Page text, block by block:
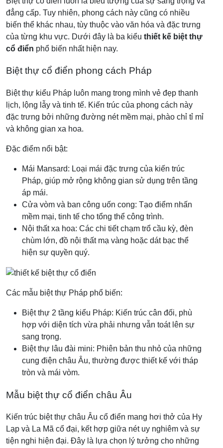
đẳng cấp. Tuy nhiên, phong cách này cũng có nhiều
biến thể khác nhau, tùy thuộc vào văn hóa và đặc trưng
của từng khu vực. Dưới đây là ba kiểu thiết kế biệt thự
cổ điển phổ biến nhất hiện nay.
Biệt thự cổ điển phong cách Pháp
Biệt thự kiểu Pháp luôn mang trong mình vẻ đẹp thanh
lịch, lộng lẫy và tinh tế. Kiến trúc của phong cách này
đặc trưng bởi những đường nét mềm mại, phào chỉ tỉ mỉ
và không gian xa hoa.
Đặc điểm nổi bật:
Mái Mansard: Loại mái đặc trưng của kiến trúc
Pháp, giúp mở rộng không gian sử dụng trên tầng
áp mái.
Cửa vòm và ban công uốn cong: Tạo điểm nhấn
mềm mại, tinh tế cho tổng thể công trình.
Nội thất xa hoa: Các chi tiết chạm trổ cầu kỳ, đèn
chùm lớn, đồ nội thất mạ vàng hoặc dát bạc thể
hiện sự quyền quý.
Các mẫu biệt thự Pháp phổ biến:
Biệt thự 2 tầng kiểu Pháp: Kiến trúc cân đối, phù
hợp với diện tích vừa phải nhưng vẫn toát lên sự
sang trọng.
Biệt thự lâu đài mini: Phiên bản thu nhỏ của những
cung điện châu Âu, thường được thiết kế với tháp
tròn và mái vòm.
Mẫu biệt thự cổ điển châu Âu
Kiến trúc biệt thự châu Âu cổ điển mang hơi thở của Hy
Lạp và La Mã cổ đại, kết hợp giữa nét uy nghiêm và sự
tiện nghi hiện đại. Đây là lựa chọn lý tưởng cho những